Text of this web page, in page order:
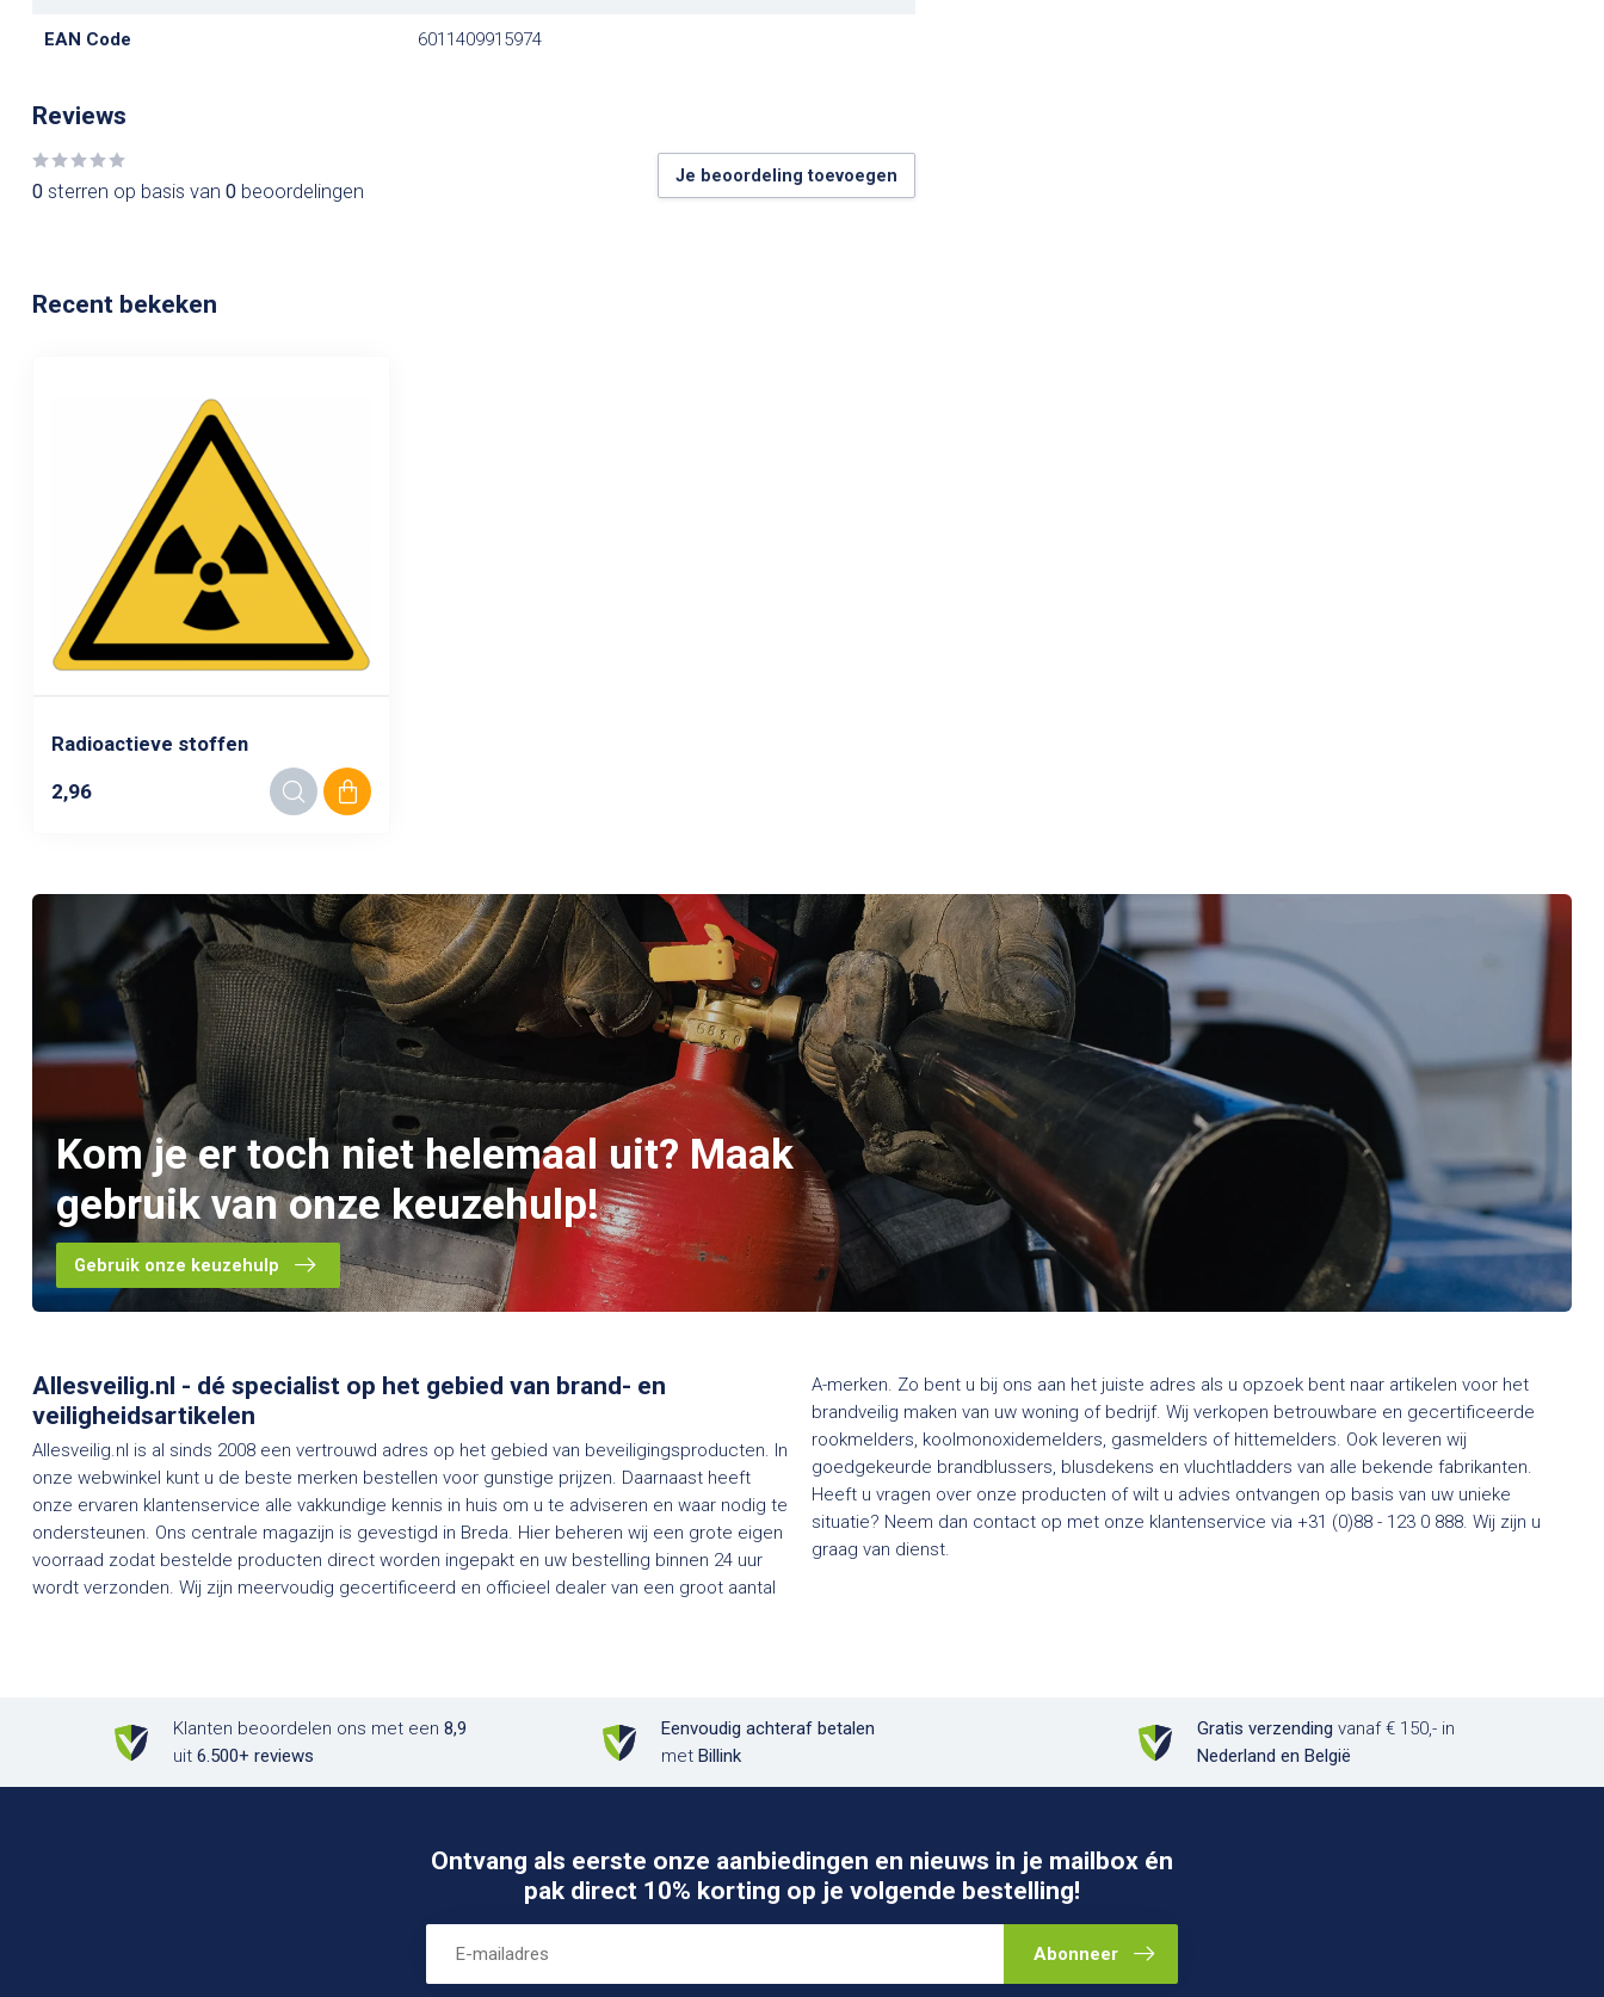
EAN Code 6011409915974
Reviews
0 sterren op basis van 0 beoordelingen
Je beoordeling toevoegen
Recent bekeken
Radioactieve stoffen
2,96
Kom je er toch niet helemaal uit? Maak
gebruik van onze keuzehulp!
Gebruik onze keuzehulp
Allesveilig.nl - dé specialist op het gebied van brand- en
veiligheidsartikelen
Allesveilig.nl is al sinds 2008 een vertrouwd adres op het gebied van beveiligingsproducten. In
onze webwinkel kunt u de beste merken bestellen voor gunstige prijzen. Daarnaast heeft
onze ervaren klantenservice alle vakkundige kennis in huis om u te adviseren en waar nodig te
ondersteunen. Ons centrale magazijn is gevestigd in Breda. Hier beheren wij een grote eigen
voorraad zodat bestelde producten direct worden ingepakt en uw bestelling binnen 24 uur
wordt verzonden. Wij zijn meervoudig gecertificeerd en officieel dealer van een groot aantal
A-merken. Zo bent u bij ons aan het juiste adres als u opzoek bent naar artikelen voor het
brandveilig maken van uw woning of bedrijf. Wij verkopen betrouwbare en gecertificeerde
rookmelders, koolmonoxidemelders, gasmelders of hittemelders. Ook leveren wij
goedgekeurde brandblussers, blusdekens en vluchtladders van alle bekende fabrikanten.
Heeft u vragen over onze producten of wilt u advies ontvangen op basis van uw unieke
situatie? Neem dan contact op met onze klantenservice via +31 (0)88 - 123 0 888. Wij zijn u
graag van dienst.
Klanten beoordelen ons met een8,9
uit6.500+ reviews
Eenvoudig achteraf betalen
met Billink
Gratis verzending vanaf € 150,- in
Nederland en België
Ontvang als eerste onze aanbiedingen en nieuws in je mailbox én
pak direct 10% korting op je volgende bestelling!
Abonneer